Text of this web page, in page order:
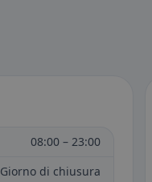
08:00 – 23:00
Giorno di chiusura